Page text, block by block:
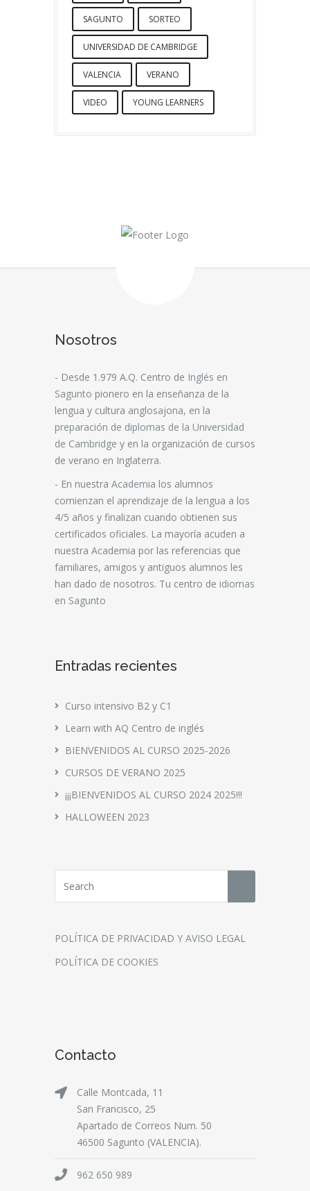
SAGUNTO SORTEO
UNIVERSIDAD DE CAMBRIDGE
VALENCIA VERANO
VIDEO YOUNG LEARNERS
Nosotros
- Desde 1.979 A.Q. Centro de Inglés en
Sagunto pionero en la enseñanza de la
lengua y cultura anglosajona, en la
preparación de diplomas de la Universidad
de Cambridge y en la organización de cursos
de verano en Inglaterra.
- En nuestra Academia los alumnos
comienzan el aprendizaje de la lengua a los
4/5 años y finalizan cuando obtienen sus
certificados oficiales. La mayoría acuden a
nuestra Academia por las referencias que
familiares, amigos y antiguos alumnos les
han dado de nosotros. Tu centro de idiomas
en Sagunto
Entradas recientes
Curso intensivo B2 y C1
Learn with AQ Centro de inglés
BIENVENIDOS AL CURSO 2025-2026
CURSOS DE VERANO 2025
¡¡¡BIENVENIDOS AL CURSO 2024 2025!!!
HALLOWEEN 2023
POLÍTICA DE PRIVACIDAD Y AVISO LEGAL
POLÍTICA DE COOKIES
Contacto
Calle Montcada, 11
San Francisco, 25
Apartado de Correos Num. 50
46500 Sagunto (VALENCIA).
962 650 989